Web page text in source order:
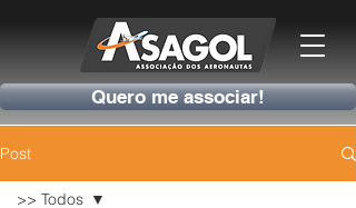
Quero me associar!
Post
>> Todos